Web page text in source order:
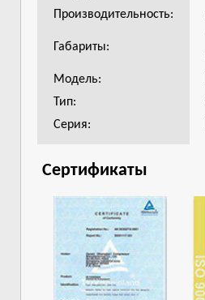
Производительность:
Габариты:
Модель:
Тип:
Серия:
Сертификаты